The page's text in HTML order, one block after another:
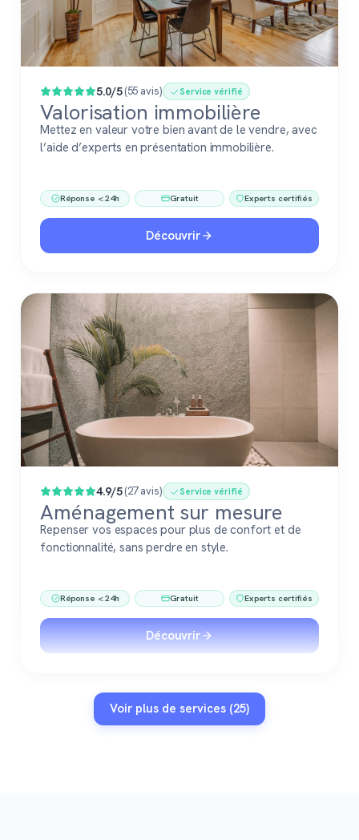
5.0/5(55 avis) Service vérifié
Valorisation immobilière
Mettez en valeur votre bien avant de le vendre, avec
l’aide d’experts en présentation immobilière.
Réponse < 24h Gratuit Experts certifiés
Découvrir
4.9/5(27 avis) Service vérifié
Aménagement sur mesure
Repenser vos espaces pour plus de confort et de
fonctionnalité, sans perdre en style.
Réponse < 24h Gratuit Experts certifiés
Découvrir
Voir plus de services (25)